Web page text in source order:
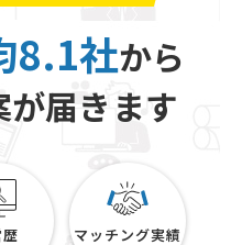
8.1社から
届きます
マッチング実績